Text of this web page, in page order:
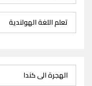
تعلم اللغة الهولندية
الهجرة الى كندا